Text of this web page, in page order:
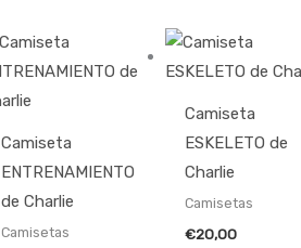
Camiseta
ENTRENAMIENTO
de Charlie
Camisetas
Camiseta
ESKELETO de
Charlie
Camisetas
€20,00